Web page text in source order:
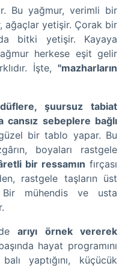
Bu yağmur, verimli bir
ağaçlar yetişir. Çorak bir
bitki yetişir. Kayaya
herkese eşit gelir
İşte, "mazharların
şuursuz tabiat
cansız sebeplere bağlı
bir tablo yapar. Bu
boyaları rastgele
bir ressamın fırçası
rastgele taşların üst
Bir mühendis ve usta
arıyı örnek vererek
hayat programını
yaptığını, küçücük